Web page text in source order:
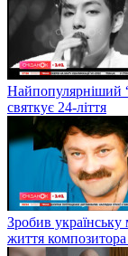
Найпопулярніший
святкує 24-ліття
Зробив українську
життя